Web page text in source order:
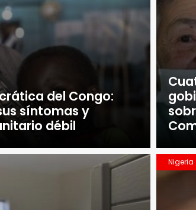
del Congo:
síntomas y
débil
Nigeria